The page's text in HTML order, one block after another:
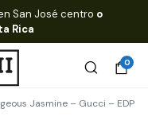
San José centro o
Rica
0
Jasmine – Gucci – EDP